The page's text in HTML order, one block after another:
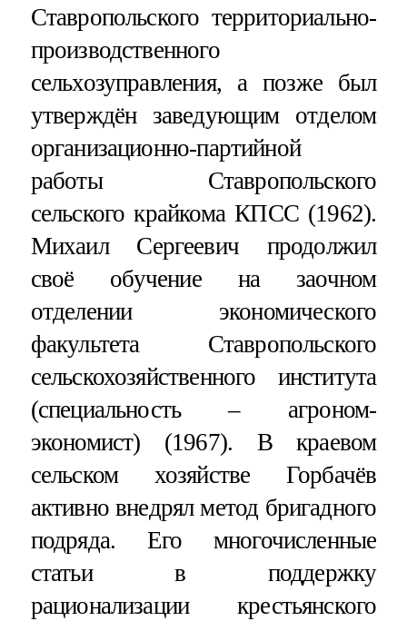
Ставропольского территориально-
производственного
сельхозуправления, а позже был
утверждён заведующим отделом
организационно-партийной
работы Ставропольского
сельского крайкома КПСС (1962).
Михаил Сергеевич продолжил
своё обучение на заочном
отделении экономического
факультета Ставропольского
сельскохозяйственного института
(специальность – агроном-
экономист) (1967). В краевом
сельском хозяйстве Горбачёв
активно внедрял метод бригадного
подряда. Его многочисленные
статьи в поддержку
рационализации крестьянского